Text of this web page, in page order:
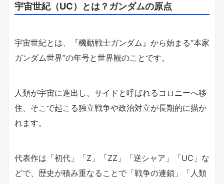
宇宙世紀（UC）とは？ガンダムの原点
宇宙世紀とは、『機動戦士ガンダム』から始まる“本家
ガンダム世界”の年号と世界観のことです。
人類が宇宙に進出し、サイドと呼ばれるコロニーへ移
住、そこで起こる独立戦争や政治対立が長期的に描か
れます。
代表作は「初代」「Z」「ZZ」「逆シャア」「UC」な
どで、歴史が積み重なることで「戦争の連鎖」「人類